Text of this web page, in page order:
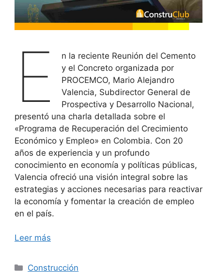
E
n la reciente Reunión del Cemento
y el Concreto organizada por
PROCEMCO, Mario Alejandro
Valencia, Subdirector General de
Prospectiva y Desarrollo Nacional,
presentó una charla detallada sobre el
«Programa de Recuperación del Crecimiento
Económico y Empleo» en Colombia. Con 20
años de experiencia y un profundo
conocimiento en economía y políticas públicas,
Valencia ofreció una visión integral sobre las
estrategias y acciones necesarias para reactivar
la economía y fomentar la creación de empleo
en el país.
Leer más
Categorías
Construcción